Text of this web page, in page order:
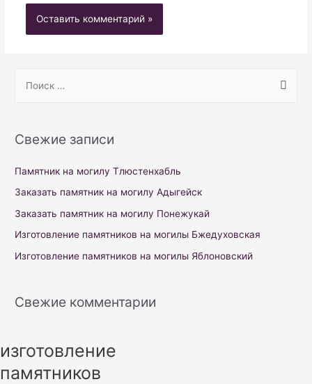
r
h
f
o
Свежие записи
Памятник на могилу Тлюстенхабль
Заказать памятник на могилу Адыгейск
Заказать памятник на могилу Понежукай
Изготовление памятников на могилы Бжедуховская
Изготовление памятников на могилы Яблоновский
Свежие комментарии
изготовление
памятников